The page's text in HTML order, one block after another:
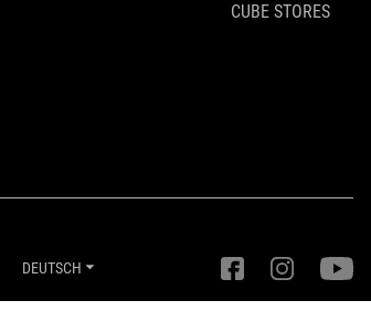
CUBE STORES
DEUTSCH